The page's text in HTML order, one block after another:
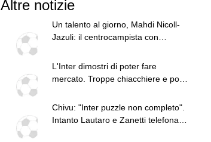
Altre notizie
Un talento al giorno, Mahdi Nicoll-
Jazuli: il centrocampista con
L'Inter dimostri di poter fare
mercato. Troppe chiacchiere e pochi
superiore a tutte le altre a
prescindere. Juve, il portiere può
Chivu: "Inter puzzle non completo".
Intanto Lautaro e Zanetti telefonano